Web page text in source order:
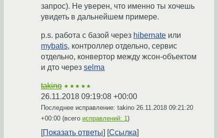
запрос). Не уверен, что именно ты хочешь
увидеть в дальнейшем примере.
p.s. работа с базой через hibernate или
mybatis, контроллер отдельно, сервис
отдельно, конвертор между жсон-объектом
и дто через selma
takino ★★★★★
26.11.2018 09:19:08 +00:00
Последнее исправление: takino 26.11.2018 09:21:20
+00:00 (всего исправлений: 1)
Показать ответы Ссылка